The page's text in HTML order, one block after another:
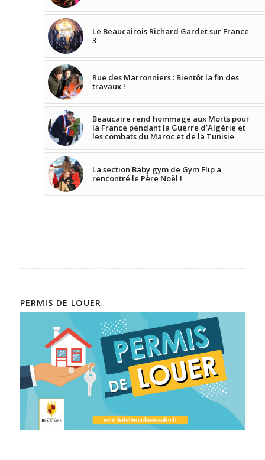
Le Beaucairois Richard Gardet sur France
3
Rue des Marronniers : Bientôt la fin des
travaux !
Beaucaire rend hommage aux Morts pour
la France pendant la Guerre d’Algérie et
les combats du Maroc et de la Tunisie
La section Baby gym de Gym Flip a
rencontré le Père Noël !
PERMIS DE LOUER